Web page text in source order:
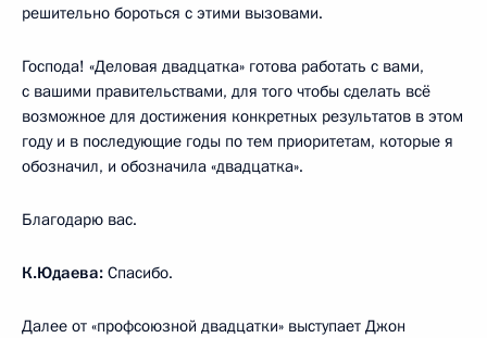
решительно бороться с этими вызовами.
Господа! «Деловая двадцатка» готова работать с вами,
с вашими правительствами, для того чтобы сделать всё
возможное для достижения конкретных результатов в этом
году и в последующие годы по тем приоритетам, которые я
обозначил, и обозначила «двадцатка».
Благодарю вас.
К.Юдаева: Спасибо.
Далее от «профсоюзной двадцатки» выступает Джон